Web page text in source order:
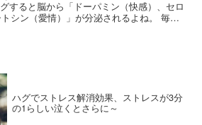
すると脳から「ドーパミン（快感）、セロ
シン（愛情）」が分泌されるよね。 毎日
ハグでストレス解消効果、ストレスが3分
の1らしい泣くとさらに～